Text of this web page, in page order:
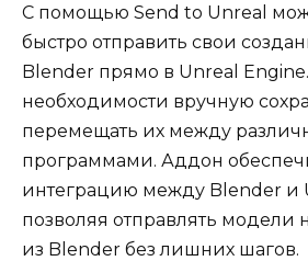
С помощью Send to Unreal
быстро отправить свои
Blender прямо в Unreal
необходимости вручную
перемещать их между
программами. Аддон
интеграцию между Blender и
позволяя отправлять модели
из Blender без лишних шагов.